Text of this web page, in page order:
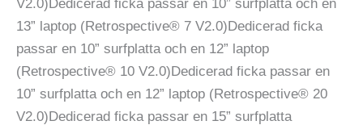
V2.0)Dedicerad ficka passar en 10” surfplatta och en
13” laptop (Retrospective® 7 V2.0)Dedicerad ficka
passar en 10” surfplatta och en 12” laptop
(Retrospective® 10 V2.0)Dedicerad ficka passar en
10” surfplatta och en 12” laptop (Retrospective® 20
V2.0)Dedicerad ficka passar en 15” surfplatta